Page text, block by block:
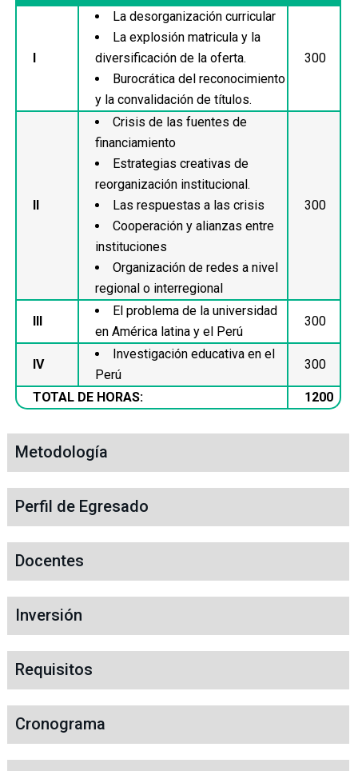
I
La desorganización curricular
La explosión matricula y la
diversificación de la oferta.
Burocrática del reconocimiento
y la convalidación de títulos.
300
II
Crisis de las fuentes de
financiamiento
Estrategias creativas de
reorganización institucional.
Las respuestas a las crisis
Cooperación y alianzas entre
instituciones
Organización de redes a nivel
regional o interregional
300
III
El problema de la universidad
en América latina y el Perú
300
IV
Investigación educativa en el
Perú
300
TOTAL DE HORAS: 1200
Metodología
Perfil de Egresado
Docentes
Inversión
Requisitos
Cronograma